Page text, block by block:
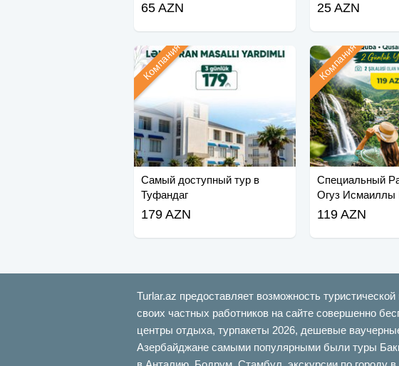
65 AZN 25 AZN
Самый доступный тур в
Туфандаг
Компания
179 AZN
Специальный
Огуз Исмаиллы
Компания
119 AZN
Turlar.az предоставляет возможность
своих частных работников на сайте совершенно
центры отдыха, турпакеты 2026, дешевые
Азербайджане самыми популярными были туры